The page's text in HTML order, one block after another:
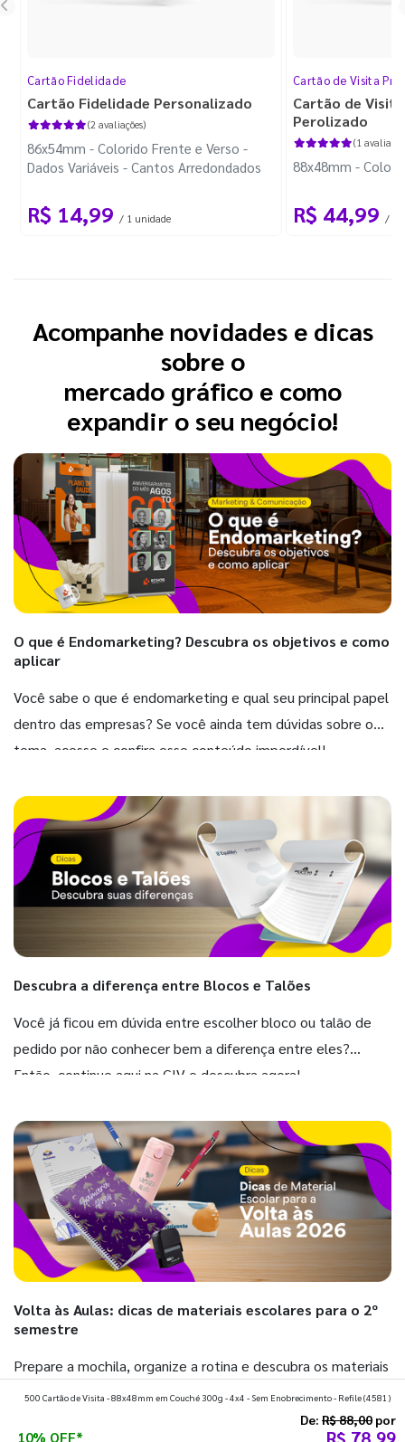
Cartão Fidelidade
Cartão Fidelidade Personalizado
(2 avaliações)
86x54mm - Colorido Frente e Verso -
Dados Variáveis - Cantos Arredondados
R$ 14,99 / 1 unidade
Cartão de Visita
Cartão de
Perolizado
(1
88x48mm -
R$ 44,99 /
Acompanhe novidades e dicas
sobre o
mercado gráfico e como
expandir o seu negócio!
O que é Endomarketing? Descubra os objetivos e como
aplicar
Você sabe o que é endomarketing e qual seu principal papel
dentro das empresas? Se você ainda tem dúvidas sobre o
tema, acesse e confira esse conteúdo imperdível!
Descubra a diferença entre Blocos e Talões
Você já ficou em dúvida entre escolher bloco ou talão de
pedido por não conhecer bem a diferença entre eles?
Então, continue aqui na GIV e descubra agora!
Volta às Aulas: dicas de materiais escolares para o 2º
semestre
Prepare a mochila, organize a rotina e descubra os materiais
que fazem toda diferença para começar o segundo
500 Cartão de Visita - 88x48mm em Couché 300g - 4x4 - Sem Enobrecimento - Refile(4581)
10% OFF*
De: R$ 88,00 por
R$ 78,99